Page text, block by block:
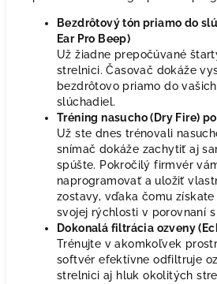
Bezdrôtový tón priamo do
Ear Pro Beep)
Už žiadne prepočúvané
strelnici. Časovač dokáže
bezdrôtovo priamo do
slúchadiel.
Tréning nasucho (Dry Fire)
Už ste dnes trénovali
snímač dokáže zachytiť aj
spúšte. Pokročilý firmvér
naprogramovať a uložiť
zostavy, vďaka čomu
svojej rýchlosti v porovnaní
Dokonalá filtrácia ozveny
Trénujte v akomkoľvek
softvér efektívne odfiltruje
strelnici aj hluk okolitých